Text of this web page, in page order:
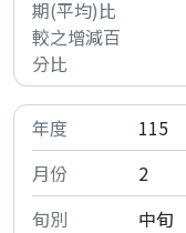
115
2
中旬